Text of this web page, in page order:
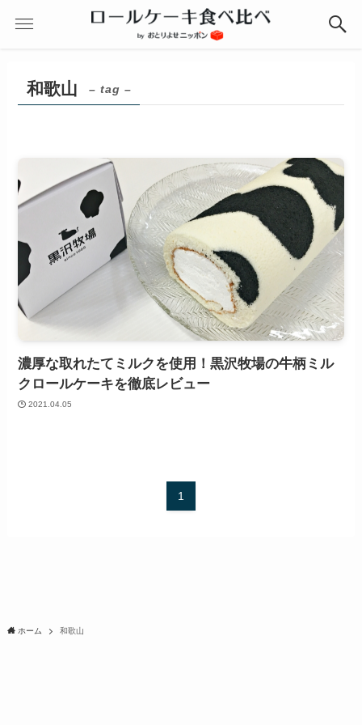
和歌山 – tag –
濃厚な取れたてミルクを使用！黒沢牧場の牛柄ミル
クロールケーキを徹底レビュー
2021.04.05
1
ホーム 和歌山